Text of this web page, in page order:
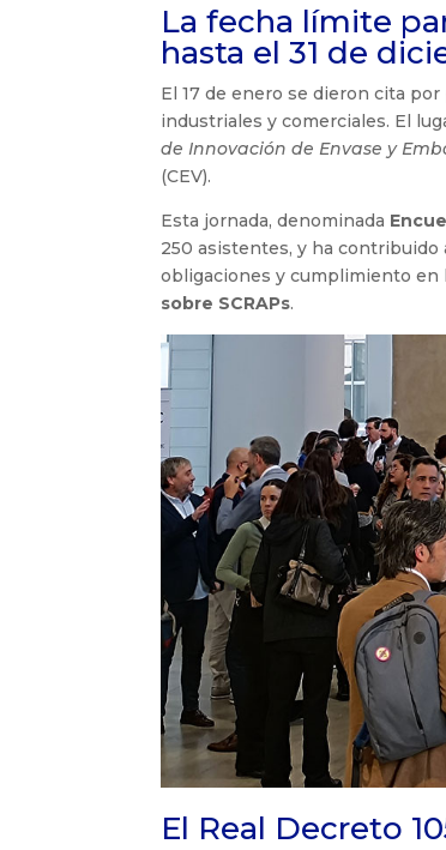
La fecha límite
hasta el 31 de
El 17 de enero se dieron cita
industriales y comerciales. El
de Innovación de Envase y
(CEV).
Esta jornada, denominada
250 asistentes, y ha contribuido
obligaciones y cumplimiento en
sobre SCRAPs.
El Real Decreto